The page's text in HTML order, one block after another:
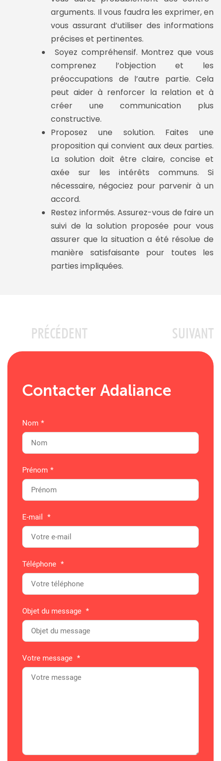
arguments. Il vous faudra les exprimer, en
vous assurant d’utiliser des informations
précises et pertinentes.
Soyez compréhensif. Montrez que vous
comprenez l’objection et les
préoccupations de l’autre partie. Cela
peut aider à renforcer la relation et à
créer une communication plus
constructive.
Proposez une solution. Faites une
proposition qui convient aux deux parties.
La solution doit être claire, concise et
axée sur les intérêts communs. Si
nécessaire, négociez pour parvenir à un
accord.
Restez informés. Assurez-vous de faire un
suivi de la solution proposée pour vous
assurer que la situation a été résolue de
manière satisfaisante pour toutes les
parties impliquées.
PRÉCÉDENT SUIVANT
Contacter Adaliance
Nom *
Prénom *
E-mail *
Téléphone *
Objet du message *
Votre message *